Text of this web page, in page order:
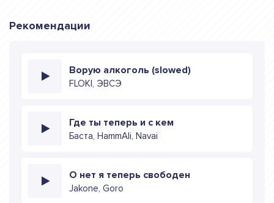
Рекомендации
Ворую алкоголь (slowed)
FLOKI, ЭВСЭ
Где ты теперь и с кем
Баста, HammAli, Navai
О нет я теперь свободен
Jakone, Goro